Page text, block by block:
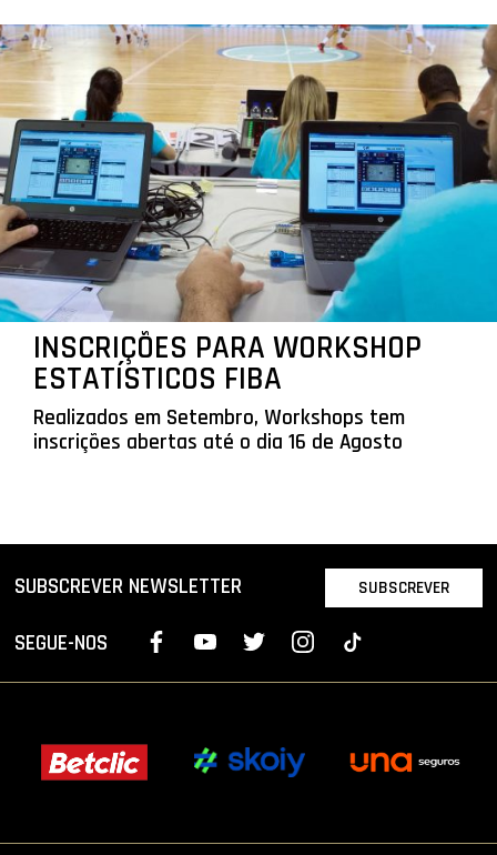
INSCRIÇÕES PARA WORKSHOP
ESTATÍSTICOS FIBA
Realizados em Setembro, Workshops tem
inscrições abertas até o dia 16 de Agosto
SUBSCREVER NEWSLETTER SUBSCREVER
SEGUE-NOS